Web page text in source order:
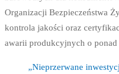
Organizacji Bezpieczeństwa
kontrola jakości oraz
awarii produkcyjnych o ponad
„Nieprzerwane